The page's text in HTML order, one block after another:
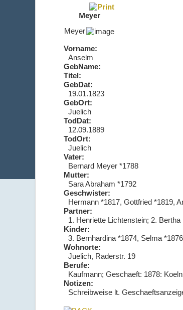
Meyer
Meyer
Vorname:
Anselm
GebName:
Titel:
GebDat:
19.01.1823
GebOrt:
Juelich
TodDat:
12.09.1889
TodOrt:
Juelich
Vater:
Bernard Meyer *1788
Mutter:
Sara Abraham *1792
Geschwister:
Hermann *1817, Gottfried *1819,
Partner:
1. Henriette Lichtenstein; 2.
Kinder:
3. Bernhardina *1874, Selma *1876
Wohnorte:
Juelich, Raderstr. 19
Berufe:
Kaufmann; Geschaeft: 1878:
Notizen:
Schreibweise lt.